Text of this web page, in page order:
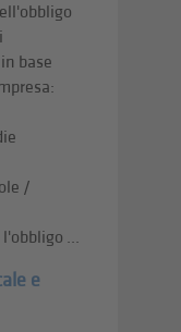
base
/
...
e